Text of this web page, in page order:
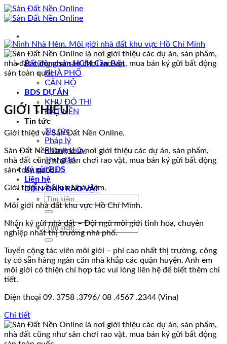
Skip
to
Bất động sản HCM Cần Bán
NHÀ PHỐ
CĂN HỘ
BDS DỰ ÁN
KHU ĐÔ THỊ
ĐẤT NỀN
Tin tức
Tin tức
Pháp lý
Phong thủy
Thư giãn
Ký gửi BĐS
Liên hệ
DIỄN ĐÀN RAO VẶT
Tìm
kiếm:
Tìm
kiếm:
GIỚI THIỆU
Giới thiệu về Sàn Đất Nền Online.
Sàn Đất Nền Online là nơi giới thiệu các dự án, sản phẩm,
nhà đất cũng như sân chơi rao vặt, mua bán ký gửi bất động
sản toàn quốc.
Giới thiệu về Ninh Nhà Hẻm.
Môi giới nhà đất khu vực Hồ Chí Minh.
Nhận ký gửi nhà đất – Đội ngũ môi giới tinh hoa, chuyên
nghiệp nhất thị trường nhà phố.
Tuyển cộng tác viên môi giới – phí cao nhất thị trường, công
ty có sẵn hàng ngàn căn nhà khắp các quận huyện. Anh em
môi giới có thiện chí hợp tác vui lòng liên hệ để biết thêm chi
tiết.
Điện thoại 09. 3758 .3796/ 08 .4567 .2344 (Vina)
Chi tiết